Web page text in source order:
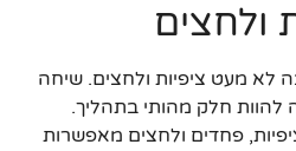
ולחצים
לא מעט ציפיות ולחצים. שיחה
להוות חלק מהותי בתהליך.
פחדים ולחצים מאפשרות